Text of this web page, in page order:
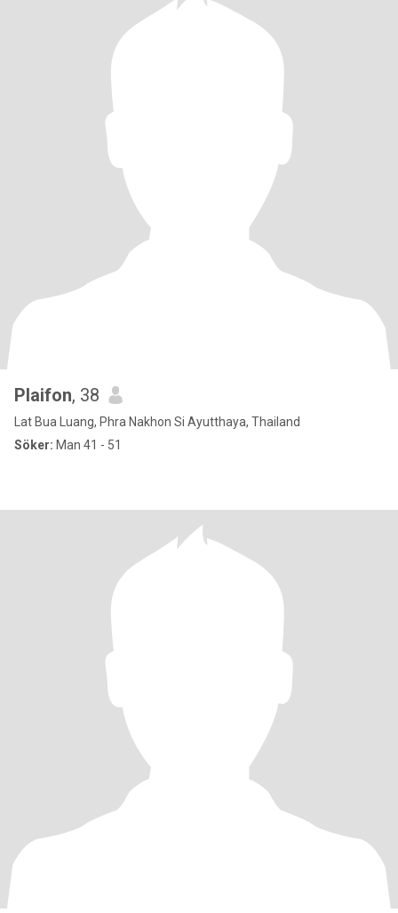
Plaifon, 38
Lat Bua Luang, Phra Nakhon Si Ayutthaya, Thailand
Söker: Man 41 - 51